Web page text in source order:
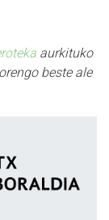
aurkituko
beste ale